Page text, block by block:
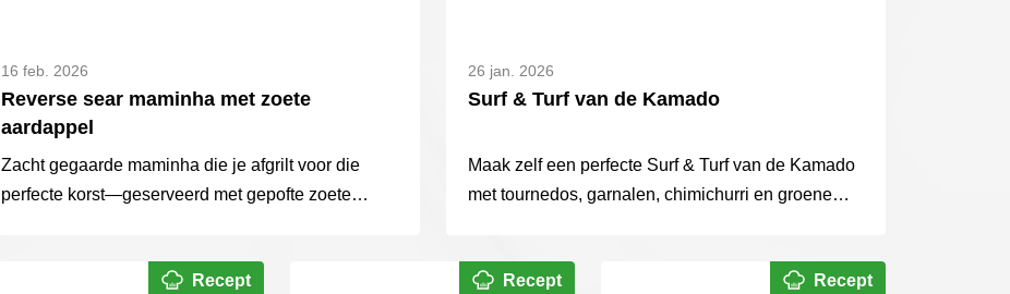
16 feb. 2026
Reverse sear maminha met zoete
aardappel
Zacht gegaarde maminha die je afgrilt voor die
perfecte korst—geserveerd met gepofte zoete
26 jan. 2026
Surf & Turf van de Kamado
Maak zelf een perfecte Surf & Turf van de Kamado
met tournedos, garnalen, chimichurri en groene
Recept Recept Recept